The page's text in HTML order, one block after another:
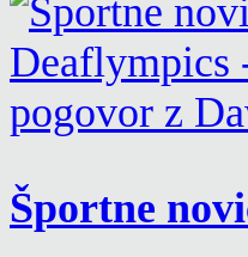
Športne